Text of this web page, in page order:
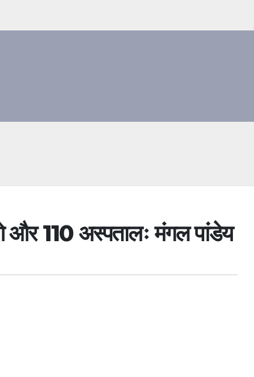
110 अस्पतालः मंगल पांडेय